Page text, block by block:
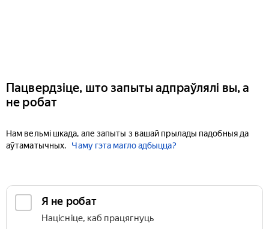
Пацвердзіце, што запыты адпраўлялі вы, а
не робат
Нам вельмі шкада, але запыты з вашай прылады падобныя да
аўтаматычных.
Чаму гэта магло адбыцца?
Я не робат
Націсніце, каб працягнуць